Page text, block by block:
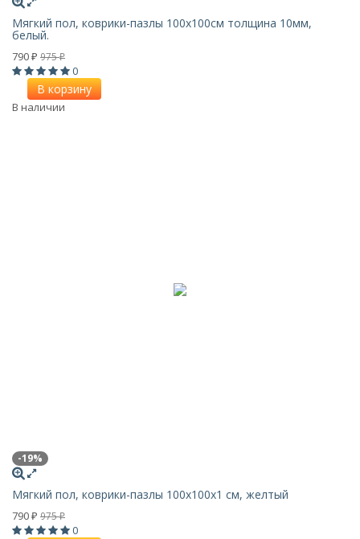
Мягкий пол, коврики-пазлы 100х100см толщина 10мм,
белый.
790 ₽ 975₽
0
В корзину
В наличии
-19%
Мягкий пол, коврики-пазлы 100х100x1 см, желтый
790 ₽ 975₽
0